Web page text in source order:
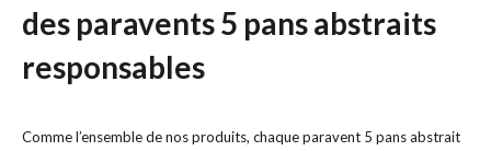
des paravents 5 pans abstraits
responsables
Comme l’ensemble de nos produits, chaque paravent 5 pans abstrait